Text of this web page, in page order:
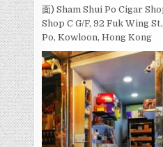
面) Sham Shui Po Cigar
Shop C G/F, 92 Fuk Wing
Po, Kowloon, Hong Kong